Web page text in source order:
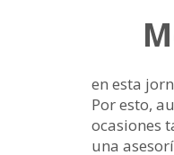
en esta
Por esto,
ocasiones
una